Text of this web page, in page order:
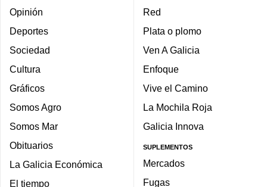
Opinión
Deportes
Sociedad
Cultura
Gráficos
Somos Agro
Somos Mar
Obituarios
La Galicia Económica
El tiempo
Red
Plata o plomo
Ven A Galicia
Enfoque
Vive el Camino
La Mochila Roja
Galicia Innova
SUPLEMENTOS
Mercados
Fugas